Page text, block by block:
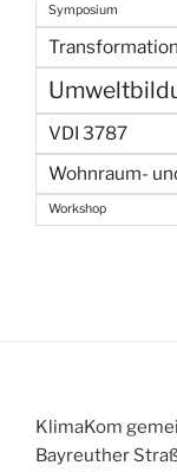
Symposium
VDI 3787
Wohnraum-
Workshop
KlimaKom
Bayreuther